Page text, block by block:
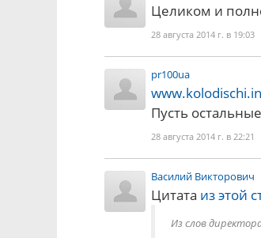
Целиком и
28 августа 2014 г. в 19:03
pr100ua
Пусть
28 августа 2014 г. в 22:21
Василий Викторович
Цитата из этой
Из слов